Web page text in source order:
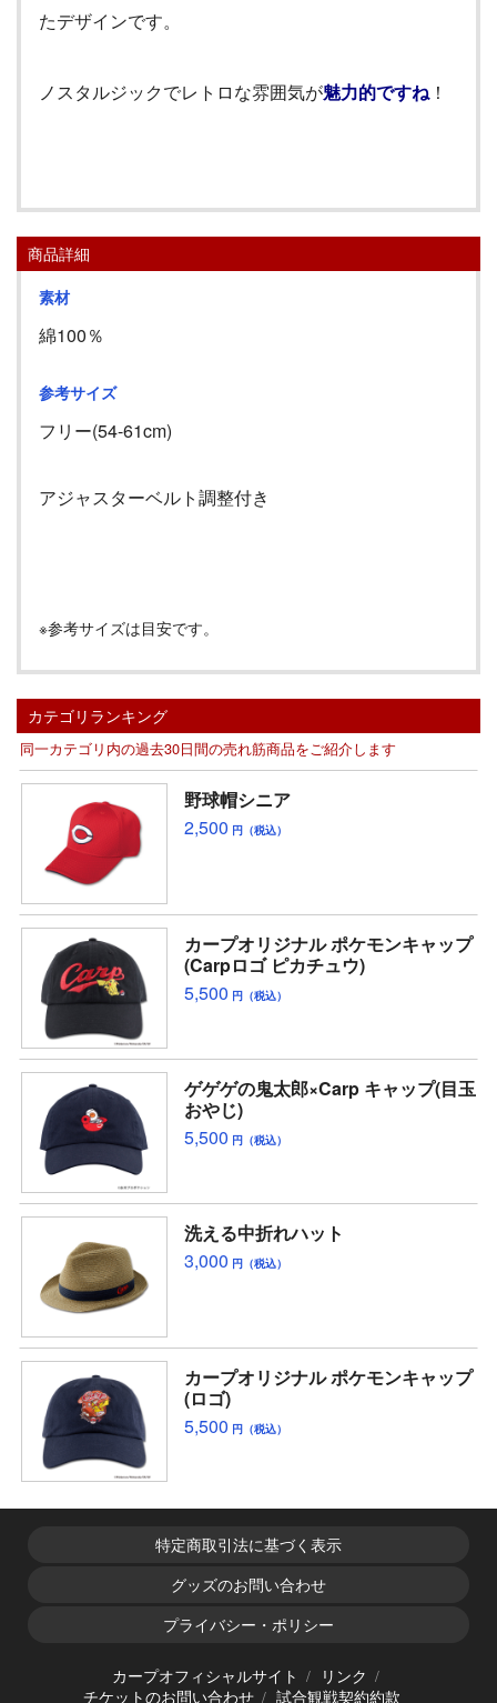
たデザインです。
ノスタルジックでレトロな雰囲気が魅力的ですね！
商品詳細
素材
綿100％
参考サイズ
フリー(54-61cm)
アジャスターベルト調整付き
※参考サイズは目安です。
カテゴリランキング
同一カテゴリ内の過去30日間の売れ筋商品をご紹介します
野球帽シニア
2,500 円（税込）
カープオリジナル ポケモンキャップ
(Carpロゴ ピカチュウ)
5,500 円（税込）
ゲゲゲの鬼太郎×Carp キャップ(目玉
おやじ)
5,500 円（税込）
洗える中折れハット
3,000 円（税込）
カープオリジナル ポケモンキャップ
(ロゴ)
5,500 円（税込）
特定商取引法に基づく表示
グッズのお問い合わせ
プライバシー・ポリシー
カープオフィシャルサイト
リンク
チケットのお問い合わせ
試合観戦契約約款